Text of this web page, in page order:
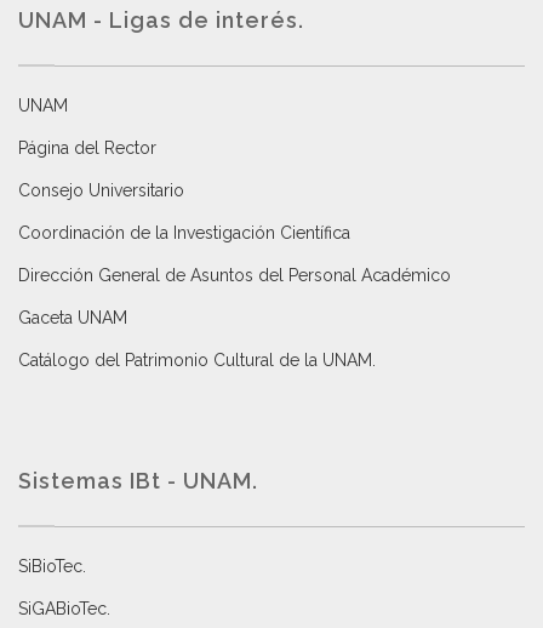
UNAM - Ligas de interés.
UNAM
Página del Rector
Consejo Universitario
Coordinación de la Investigación Científica
Dirección General de Asuntos del Personal Académico
Gaceta UNAM
Catálogo del Patrimonio Cultural de la UNAM.
Sistemas IBt - UNAM.
SiBioTec
SiGABioTec.